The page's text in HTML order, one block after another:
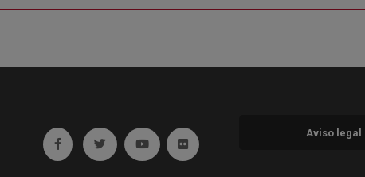
Ir a facebook (abre en ventana nueva)
Ir a twitter (abre en ventana nueva)
Ir a YouTube (abre en ventana nueva)
Ir a Flickr (abre en ventana nueva)
Aviso legal